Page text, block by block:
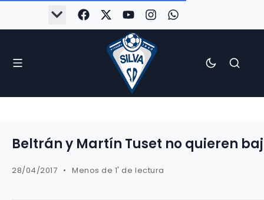
Beltrán y Martín Tuset no quieren
28/04/2017 Menos de 1' de lectura